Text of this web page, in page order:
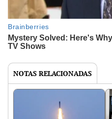
NOTAS RELACIONADAS